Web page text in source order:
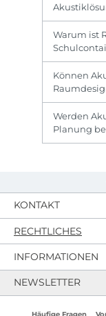
Warum ist
Können
Werden
Planung
KONTAKT
RECHTLICHES
INFORMATIONEN
NEWSLETTER
Häufige Fragen